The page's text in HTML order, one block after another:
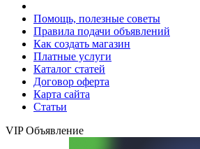
Помощь, полезные советы
Правила подачи объявлений
Как создать магазин
Платные услуги
Каталог статей
Договор оферта
Карта сайта
Статьи
VIP Объявление